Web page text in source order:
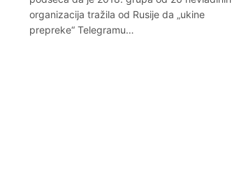
organizacija tražila od Rusije da „ukine
prepreke“ Telegramu…